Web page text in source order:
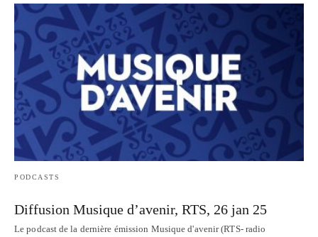
PODCASTS
Diffusion Musique d’avenir, RTS, 26 jan 25
Le podcast de la dernière émission Musique d'avenir (RTS- radio